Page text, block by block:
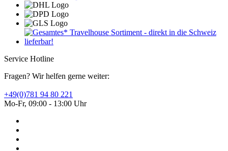
Service Hotline
Fragen? Wir helfen gerne weiter:
+49(0)781 94 80 221
Mo-Fr, 09:00 - 13:00 Uhr